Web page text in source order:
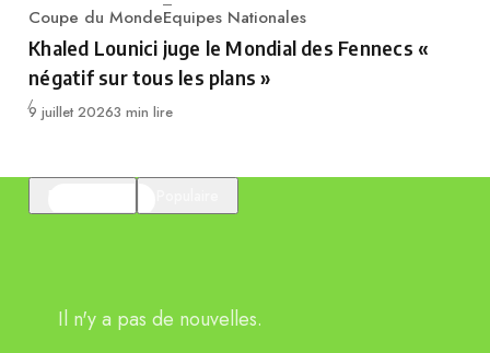
Category
Coupe du MondeEquipes Nationales
Khaled Lounici juge le Mondial des Fennecs «
négatif sur tous les plans »
Publié
9 juillet 20263 min lire
Il n'y a pas de nouvelles.